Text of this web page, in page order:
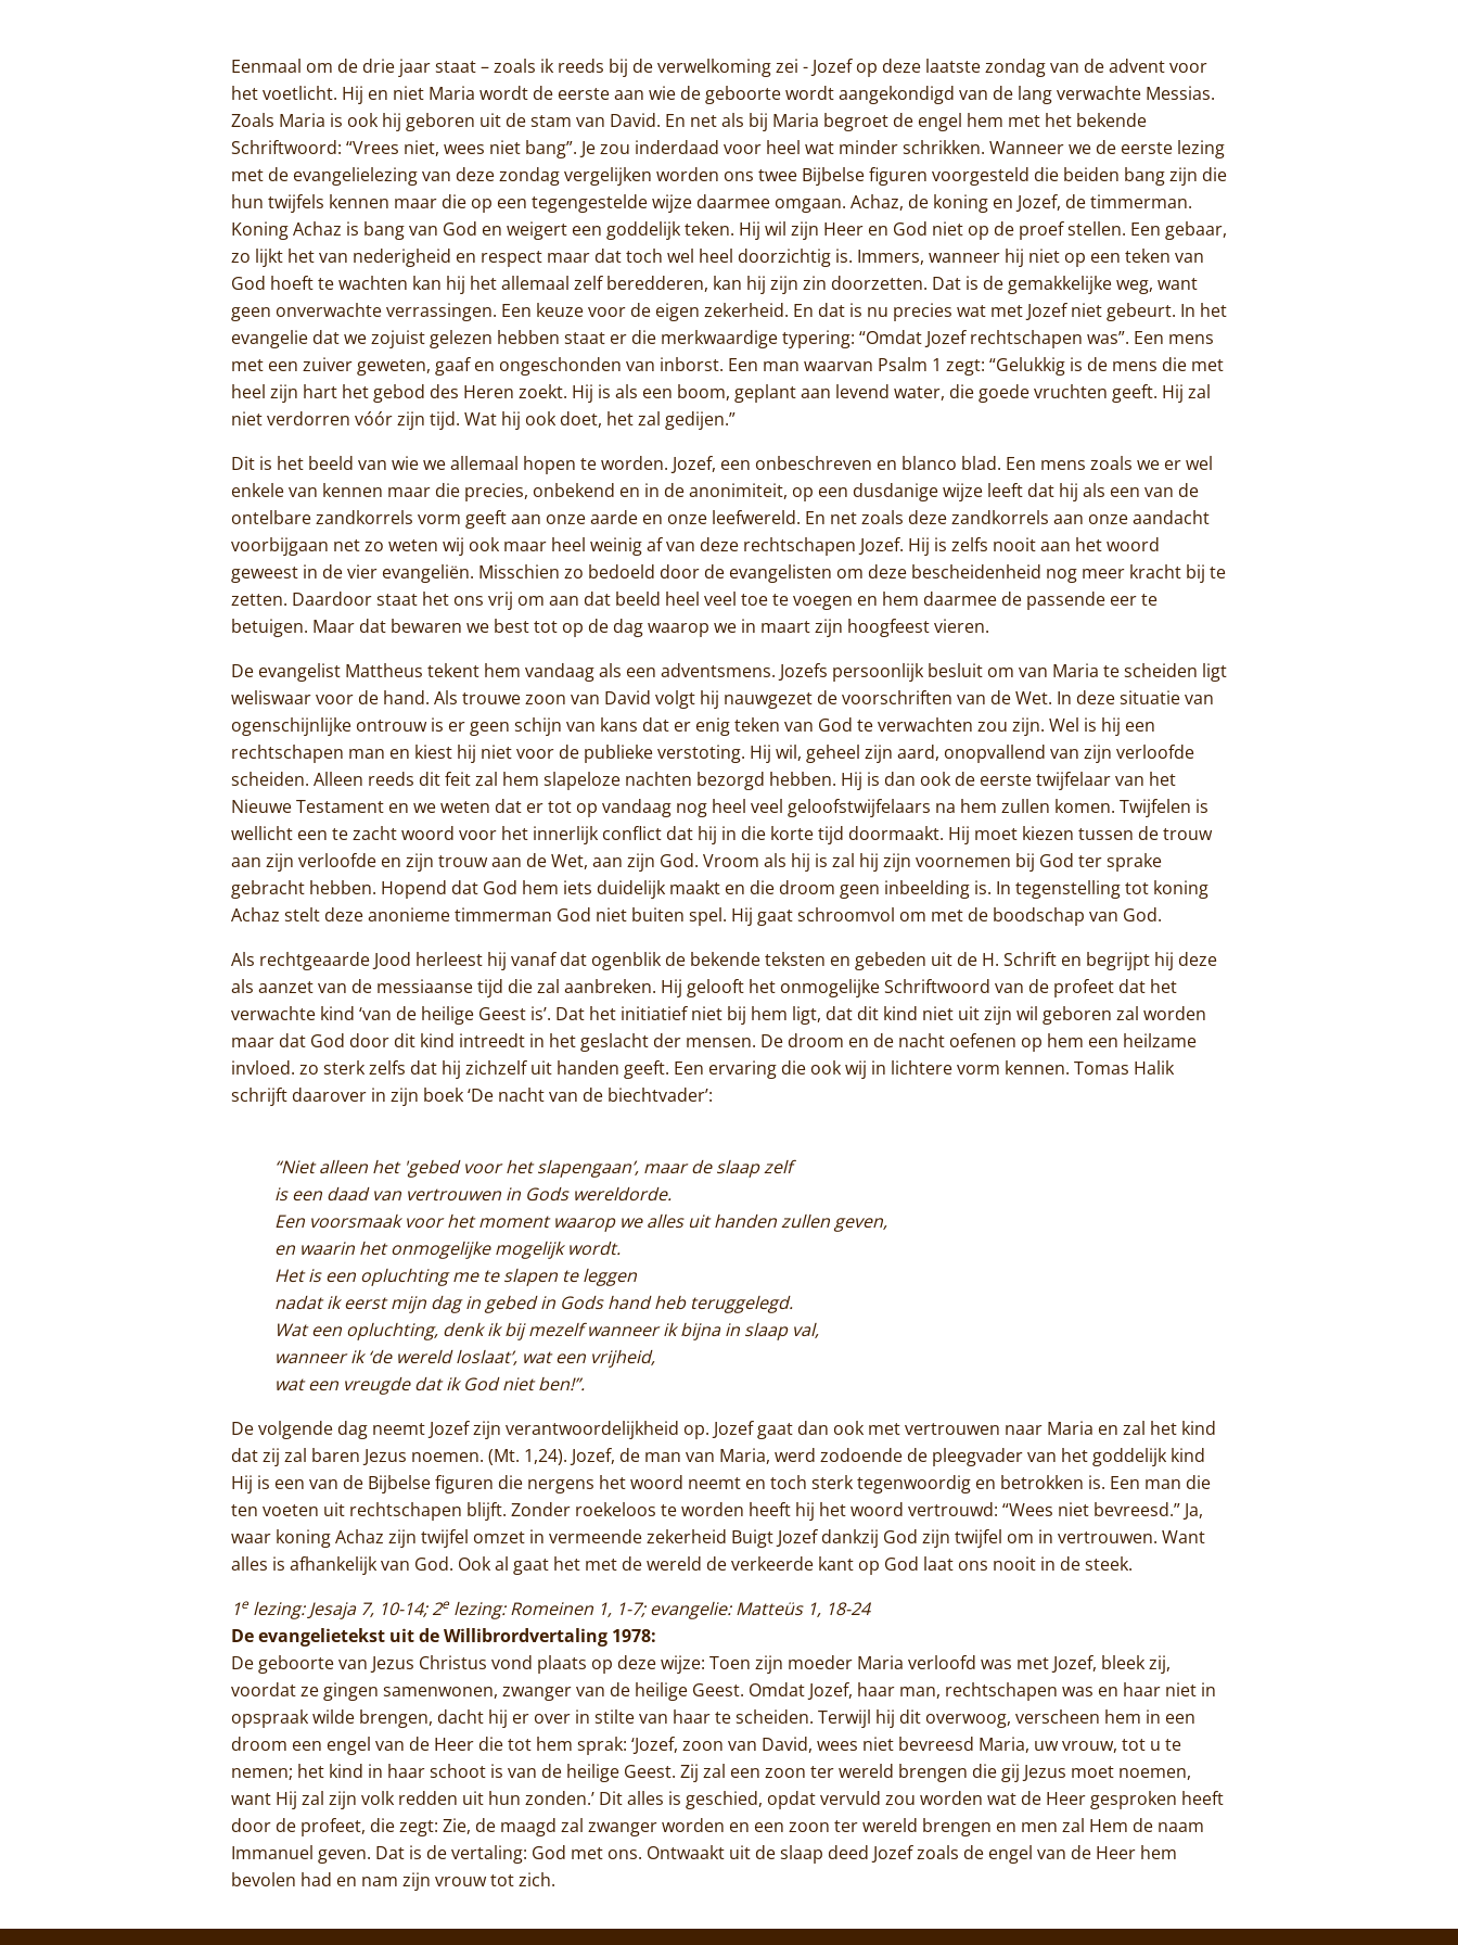
Home
Trappisten
De abdij
Actueel
Monnik worden
Contact
De kloosterwinkel
Eenmaal om de drie jaar staat – zoals ik reeds bij de verwelkoming zei - Jozef op deze laatste zondag van de advent voor
het voetlicht. Hij en niet Maria wordt de eerste aan wie de geboorte wordt aangekondigd van de lang verwachte Messias.
Zoals Maria is ook hij geboren uit de stam van David. En net als bij Maria begroet de engel hem met het bekende
Schriftwoord: “Vrees niet, wees niet bang”. Je zou inderdaad voor heel wat minder schrikken. Wanneer we de eerste lezing
met de evangelielezing van deze zondag vergelijken worden ons twee Bijbelse figuren voorgesteld die beiden bang zijn die
hun twijfels kennen maar die op een tegengestelde wijze daarmee omgaan. Achaz, de koning en Jozef, de timmerman.
Koning Achaz is bang van God en weigert een goddelijk teken. Hij wil zijn Heer en God niet op de proef stellen. Een gebaar,
zo lijkt het van nederigheid en respect maar dat toch wel heel doorzichtig is. Immers, wanneer hij niet op een teken van
God hoeft te wachten kan hij het allemaal zelf beredderen, kan hij zijn zin doorzetten. Dat is de gemakkelijke weg, want
geen onverwachte verrassingen. Een keuze voor de eigen zekerheid. En dat is nu precies wat met Jozef niet gebeurt. In het
evangelie dat we zojuist gelezen hebben staat er die merkwaardige typering: “Omdat Jozef rechtschapen was”. Een mens
met een zuiver geweten, gaaf en ongeschonden van inborst. Een man waarvan Psalm 1 zegt: “Gelukkig is de mens die met
heel zijn hart het gebod des Heren zoekt. Hij is als een boom, geplant aan levend water, die goede vruchten geeft. Hij zal
niet verdorren vóór zijn tijd. Wat hij ook doet, het zal gedijen.”
Dit is het beeld van wie we allemaal hopen te worden. Jozef, een onbeschreven en blanco blad. Een mens zoals we er wel
enkele van kennen maar die precies, onbekend en in de anonimiteit, op een dusdanige wijze leeft dat hij als een van de
ontelbare zandkorrels vorm geeft aan onze aarde en onze leefwereld. En net zoals deze zandkorrels aan onze aandacht
voorbijgaan net zo weten wij ook maar heel weinig af van deze rechtschapen Jozef. Hij is zelfs nooit aan het woord
geweest in de vier evangeliën. Misschien zo bedoeld door de evangelisten om deze bescheidenheid nog meer kracht bij te
zetten. Daardoor staat het ons vrij om aan dat beeld heel veel toe te voegen en hem daarmee de passende eer te
betuigen. Maar dat bewaren we best tot op de dag waarop we in maart zijn hoogfeest vieren.
De evangelist Mattheus tekent hem vandaag als een adventsmens. Jozefs persoonlijk besluit om van Maria te scheiden ligt
weliswaar voor de hand. Als trouwe zoon van David volgt hij nauwgezet de voorschriften van de Wet. In deze situatie van
ogenschijnlijke ontrouw is er geen schijn van kans dat er enig teken van God te verwachten zou zijn. Wel is hij een
rechtschapen man en kiest hij niet voor de publieke verstoting. Hij wil, geheel zijn aard, onopvallend van zijn verloofde
scheiden. Alleen reeds dit feit zal hem slapeloze nachten bezorgd hebben. Hij is dan ook de eerste twijfelaar van het
Nieuwe Testament en we weten dat er tot op vandaag nog heel veel geloofstwijfelaars na hem zullen komen. Twijfelen is
wellicht een te zacht woord voor het innerlijk conflict dat hij in die korte tijd doormaakt. Hij moet kiezen tussen de trouw
aan zijn verloofde en zijn trouw aan de Wet, aan zijn God. Vroom als hij is zal hij zijn voornemen bij God ter sprake
gebracht hebben. Hopend dat God hem iets duidelijk maakt en die droom geen inbeelding is. In tegenstelling tot koning
Achaz stelt deze anonieme timmerman God niet buiten spel. Hij gaat schroomvol om met de boodschap van God.
Als rechtgeaarde Jood herleest hij vanaf dat ogenblik de bekende teksten en gebeden uit de H. Schrift en begrijpt hij deze
als aanzet van de messiaanse tijd die zal aanbreken. Hij gelooft het onmogelijke Schriftwoord van de profeet dat het
verwachte kind ‘van de heilige Geest is’. Dat het initiatief niet bij hem ligt, dat dit kind niet uit zijn wil geboren zal worden
maar dat God door dit kind intreedt in het geslacht der mensen. De droom en de nacht oefenen op hem een heilzame
invloed. zo sterk zelfs dat hij zichzelf uit handen geeft. Een ervaring die ook wij in lichtere vorm kennen. Tomas Halik
schrijft daarover in zijn boek ‘De nacht van de biechtvader’:
“Niet alleen het 'gebed voor het slapengaan’, maar de slaap zelf
is een daad van vertrouwen in Gods wereldorde.
Een voorsmaak voor het moment waarop we alles uit handen zullen geven,
en waarin het onmogelijke mogelijk wordt.
Het is een opluchting me te slapen te leggen
nadat ik eerst mijn dag in gebed in Gods hand heb teruggelegd.
Wat een opluchting, denk ik bij mezelf wanneer ik bijna in slaap val,
wanneer ik ‘de wereld loslaat’, wat een vrijheid,
wat een vreugde dat ik God niet ben!”.
De volgende dag neemt Jozef zijn verantwoordelijkheid op. Jozef gaat dan ook met vertrouwen naar Maria en zal het kind
dat zij zal baren Jezus noemen. (Mt. 1,24). Jozef, de man van Maria, werd zodoende de pleegvader van het goddelijk kind
Hij is een van de Bijbelse figuren die nergens het woord neemt en toch sterk tegenwoordig en betrokken is. Een man die
ten voeten uit rechtschapen blijft. Zonder roekeloos te worden heeft hij het woord vertrouwd: “Wees niet bevreesd.” Ja,
waar koning Achaz zijn twijfel omzet in vermeende zekerheid Buigt Jozef dankzij God zijn twijfel om in vertrouwen. Want
alles is afhankelijk van God. Ook al gaat het met de wereld de verkeerde kant op God laat ons nooit in de steek.
1elezing: Jesaja 7, 10-14; 2elezing: Romeinen 1, 1-7; evangelie: Matteüs 1, 18-24
De evangelietekst uit de Willibrordvertaling 1978:
De geboorte van Jezus Christus vond plaats op deze wijze: Toen zijn moeder Maria verloofd was met Jozef, bleek zij,
voordat ze gingen samenwonen, zwanger van de heilige Geest. Omdat Jozef, haar man, rechtschapen was en haar niet in
opspraak wilde brengen, dacht hij er over in stilte van haar te scheiden. Terwijl hij dit overwoog, verscheen hem in een
droom een engel van de Heer die tot hem sprak: ‘Jozef, zoon van David, wees niet bevreesd Maria, uw vrouw, tot u te
nemen; het kind in haar schoot is van de heilige Geest. Zij zal een zoon ter wereld brengen die gij Jezus moet noemen,
want Hij zal zijn volk redden uit hun zonden.’ Dit alles is geschied, opdat vervuld zou worden wat de Heer gesproken heeft
door de profeet, die zegt: Zie, de maagd zal zwanger worden en een zoon ter wereld brengen en men zal Hem de naam
Immanuel geven. Dat is de vertaling: God met ons. Ontwaakt uit de slaap deed Jozef zoals de engel van de Heer hem
bevolen had en nam zijn vrouw tot zich.